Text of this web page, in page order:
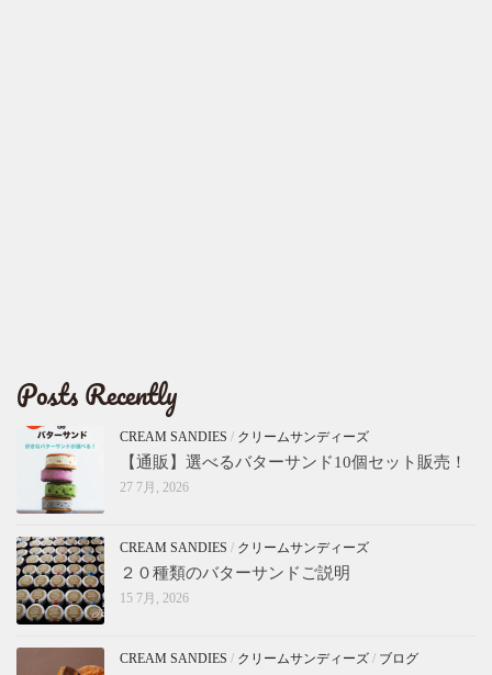
Posts Recently
CREAM SANDIES / クリームサンディーズ
【通販】選べるバターサンド10個セット販売！
27 7月, 2026
CREAM SANDIES / クリームサンディーズ
２０種類のバターサンドご説明
15 7月, 2026
CREAM SANDIES / クリームサンディーズ / ブログ